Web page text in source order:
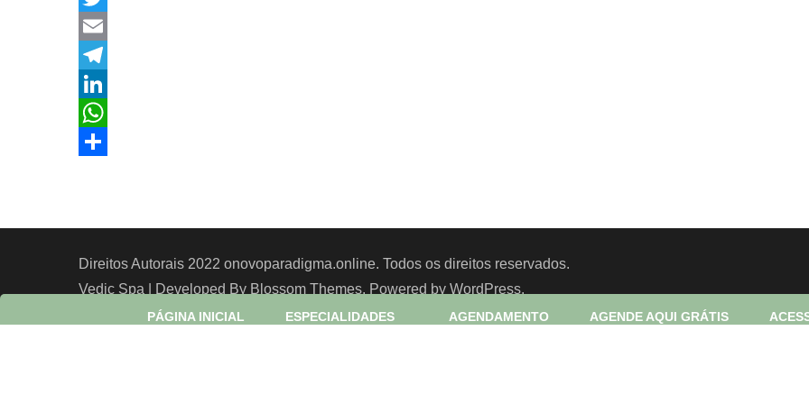
PÁGINA INICIAL ESPECIALIDADES AGENDAMENTO AGENDE AQUI GRÁTIS
Twitter
Email
Telegram
LinkedIn
WhatsApp
Direitos Autorais 2022 onovoparadigma.online. Todos os direitos reservados.
Vedic Spa | Developed By Blossom Themes. Powered by WordPress.